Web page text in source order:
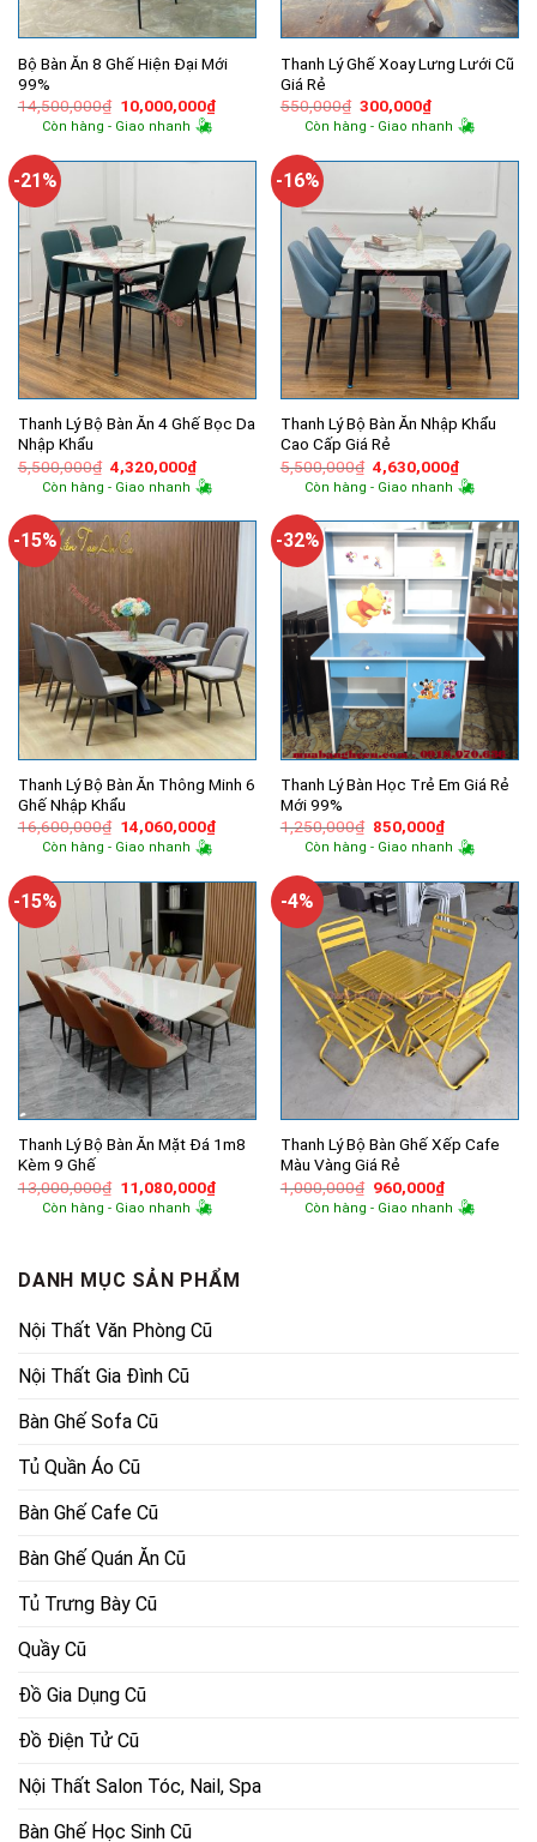
Bộ Bàn Ăn 8 Ghế Hiện Đại Mới
99%
14,500,000₫ Giá
gốc
là:
10,000,000₫Giá
hiện
10,000,000₫.
Còn hàng - Giao nhanh
Thanh Lý Ghế Xoay Lưng Lưới Cũ
Giá Rẻ
550,000₫ Giá
gốc
là:
300,000₫Giá
hiện
tại
300,000₫.
Còn hàng - Giao nhanh
-21%
Thanh Lý Bộ Bàn Ăn 4 Ghế Bọc Da
Nhập Khẩu
5,500,000₫ Giá
gốc
là:
4,320,000₫Giá
hiện
tại
4,320,000₫.
Còn hàng - Giao nhanh
-16%
Thanh Lý Bộ Bàn Ăn Nhập Khẩu
Cao Cấp Giá Rẻ
5,500,000₫ Giá
gốc
là:
4,630,000₫Giá
hiện
tại
Còn hàng - Giao nhanh
-15%
Thanh Lý Bộ Bàn Ăn Thông Minh 6
Ghế Nhập Khẩu
16,600,000₫ Giá
gốc
là:
14,060,000₫Giá
hiện
14,060,000₫.
Còn hàng - Giao nhanh
-32%
Thanh Lý Bàn Học Trẻ Em Giá Rẻ
Mới 99%
1,250,000₫ Giá
gốc
là:
850,000₫Giá
hiện
tại
850,000₫.
Còn hàng - Giao nhanh
-15%
Thanh Lý Bộ Bàn Ăn Mặt Đá 1m8
Kèm 9 Ghế
13,000,000₫ Giá
gốc
là:
11,080,000₫Giá
hiện
Còn hàng - Giao nhanh
-4%
Thanh Lý Bộ Bàn Ghế Xếp Cafe
Màu Vàng Giá Rẻ
1,000,000₫ Giá
gốc
là:
960,000₫Giá
hiện
tại
Còn hàng - Giao nhanh
DANH MỤC SẢN PHẨM
Nội Thất Văn Phòng Cũ
Nội Thất Gia Đình Cũ
Bàn Ghế Sofa Cũ
Tủ Quần Áo Cũ
Bàn Ghế Cafe Cũ
Bàn Ghế Quán Ăn Cũ
Tủ Trưng Bày Cũ
Quầy Cũ
Đồ Gia Dụng Cũ
Đồ Điện Tử Cũ
Nội Thất Salon Tóc, Nail, Spa
Bàn Ghế Học Sinh Cũ